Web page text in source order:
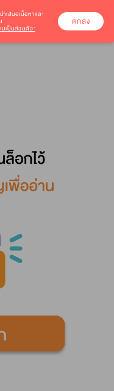
เสนอเนื้อหาและ
เป็นส่วนตัว’
ตกลง